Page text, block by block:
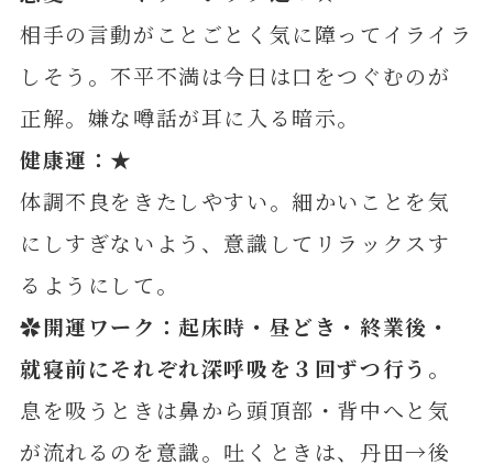
相手の言動がことごとく気に障ってイライラ
しそう。不平不満は今日は口をつぐむのが
正解。嫌な噂話が耳に入る暗示。
健康運： ★
体調不良をきたしやすい。細かいことを気
にしすぎないよう、意識してリラックスす
るようにして。
✿開運ワーク：起床時・昼どき・終業後・
就寝前にそれぞれ深呼吸を３回ずつ行う 。
息を吸うときは鼻から頭頂部・背中へと気
が流れるのを意識。吐くときは、丹田→後